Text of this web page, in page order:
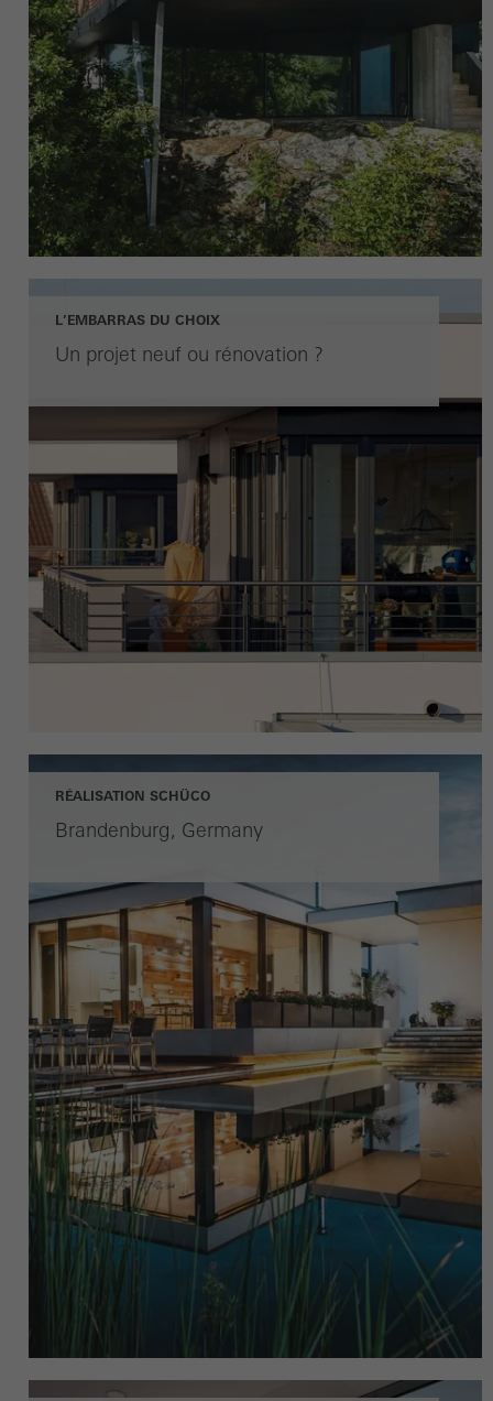
L’EMBARRAS DU CHOIX
Un projet neuf ou rénovation ?
RÉALISATION SCHÜCO
Brandenburg, Germany